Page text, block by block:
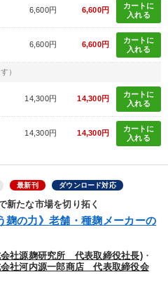
ョン 早わかり プレゼン
AI 両利きの経営 教育
ケティング
新いただけます。
6,600円 6,600円
カートに
入れる
6,600円 6,600円
カートに
入れる
）
14,300円 14,300円
カートに
入れる
14,300円 14,300円
カートに
入れる
最新刊 ダウンロード対応
新たな市場を切り拓く
麹の力》老舗・種麹メーカーの
会社源麹研究所 代表取締役社長)・
会社河内源一郎商店 代表取締役会